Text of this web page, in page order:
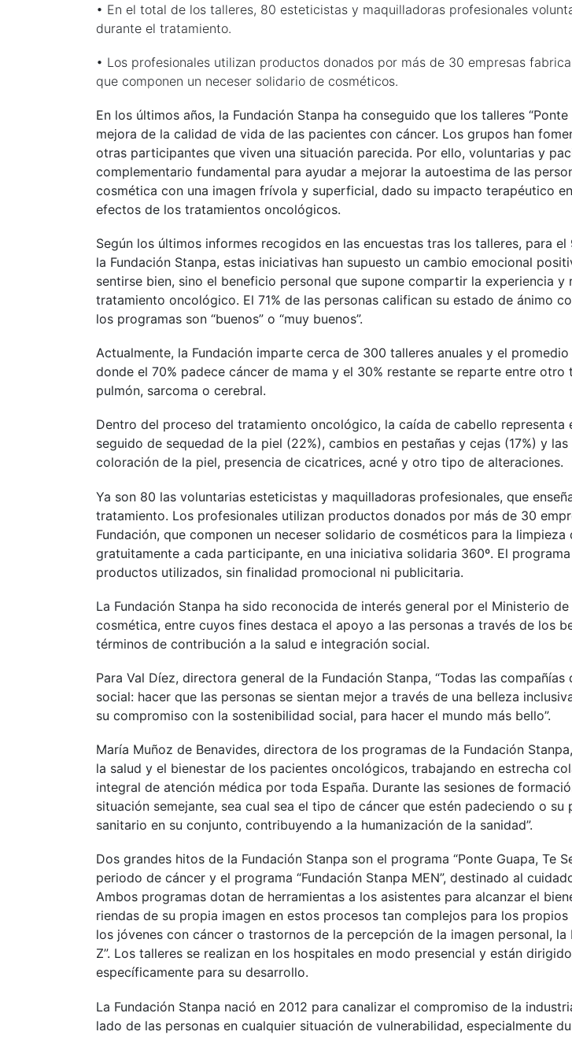
• En el total de los talleres, 80 esteticistas y maquilladoras profesionales
durante el tratamiento.
• Los profesionales utilizan productos donados por más de 30 empresas
que componen un neceser solidario de cosméticos.
En los últimos años, la Fundación Stanpa ha conseguido que los talleres
mejora de la calidad de vida de las pacientes con cáncer. Los grupos han
otras participantes que viven una situación parecida. Por ello, voluntarias y
complementario fundamental para ayudar a mejorar la autoestima de las
cosmética con una imagen frívola y superficial, dado su impacto terapéutico
efectos de los tratamientos oncológicos.
Según los últimos informes recogidos en las encuestas tras los talleres, para
la Fundación Stanpa, estas iniciativas han supuesto un cambio emocional
sentirse bien, sino el beneficio personal que supone compartir la experiencia
tratamiento oncológico. El 71% de las personas califican su estado de ánimo
los programas son “buenos” o “muy buenos”.
Actualmente, la Fundación imparte cerca de 300 talleres anuales y el
donde el 70% padece cáncer de mama y el 30% restante se reparte entre
pulmón, sarcoma o cerebral.
Dentro del proceso del tratamiento oncológico, la caída de cabello representa
seguido de sequedad de la piel (22%), cambios en pestañas y cejas (17%) y
coloración de la piel, presencia de cicatrices, acné y otro tipo de alteraciones.
Ya son 80 las voluntarias esteticistas y maquilladoras profesionales, que
tratamiento. Los profesionales utilizan productos donados por más de 30
Fundación, que componen un neceser solidario de cosméticos para la
gratuitamente a cada participante, en una iniciativa solidaria 360º. El
productos utilizados, sin finalidad promocional ni publicitaria.
La Fundación Stanpa ha sido reconocida de interés general por el Ministerio
cosmética, entre cuyos fines destaca el apoyo a las personas a través de los
términos de contribución a la salud e integración social.
Para Val Díez, directora general de la Fundación Stanpa, “Todas las
social: hacer que las personas se sientan mejor a través de una belleza
su compromiso con la sostenibilidad social, para hacer el mundo más bello”.
María Muñoz de Benavides, directora de los programas de la Fundación
la salud y el bienestar de los pacientes oncológicos, trabajando en estrecha
integral de atención médica por toda España. Durante las sesiones de
situación semejante, sea cual sea el tipo de cáncer que estén padeciendo o
sanitario en su conjunto, contribuyendo a la humanización de la sanidad”.
Dos grandes hitos de la Fundación Stanpa son el programa “Ponte Guapa, Te
periodo de cáncer y el programa “Fundación Stanpa MEN”, destinado al
Ambos programas dotan de herramientas a los asistentes para alcanzar el
riendas de su propia imagen en estos procesos tan complejos para los
los jóvenes con cáncer o trastornos de la percepción de la imagen personal,
Z”. Los talleres se realizan en los hospitales en modo presencial y están
específicamente para su desarrollo.
La Fundación Stanpa nació en 2012 para canalizar el compromiso de la
lado de las personas en cualquier situación de vulnerabilidad, especialmente